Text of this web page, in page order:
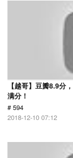
【越哥】豆瓣8.9分
满分！
# 594
2018-12-10 07:12